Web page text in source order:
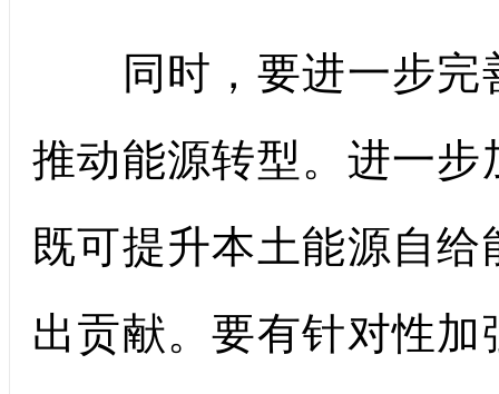
同时，要进一步完
推动能源转型。进一
既可提升本土能源自
出贡献。要有针对性